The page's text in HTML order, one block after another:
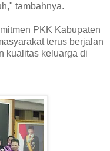
tambahnya.
PKK Kabupaten
terus berjalan
kualitas keluarga di